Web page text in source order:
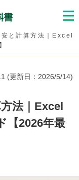
と計算方法｜Excel
(更新日： 2026/5/14)
法｜Excel
【2026年最